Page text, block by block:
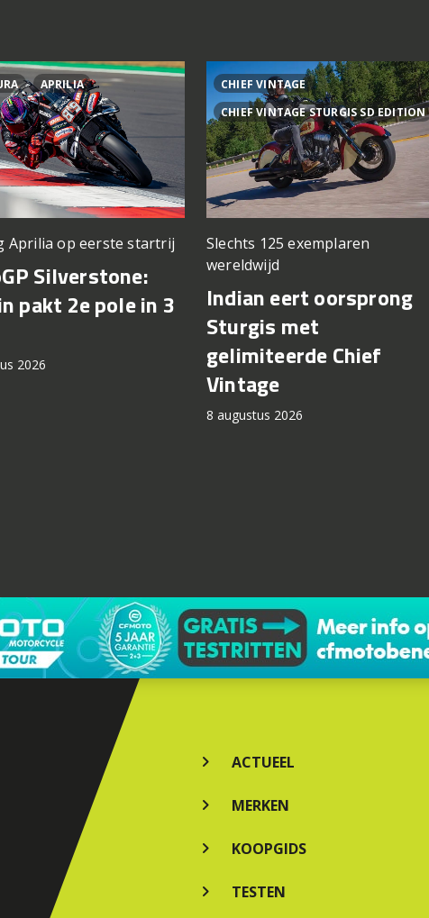
APRILIA
Aprilia op eerste startrij
Silverstone:
pakt 2e pole in 3
2026
CHIEF VINTAGE
CHIEF VINTAGE STURGIS SD EDITION
Slechts 125 exemplaren
wereldwijd
Indian eert oorsprong
Sturgis met
gelimiteerde Chief
Vintage
8 augustus 2026
ACTUEEL
MERKEN
KOOPGIDS
TESTEN